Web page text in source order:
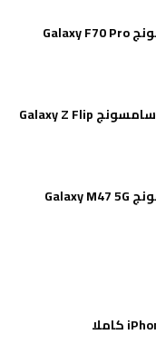
مواصفات هاتف سامسونج Galaxy F70 Pro
جميع مواصفات هاتف سامسونج Galaxy Z Flip
مواصفات هاتف سامسونج Galaxy M47 5G